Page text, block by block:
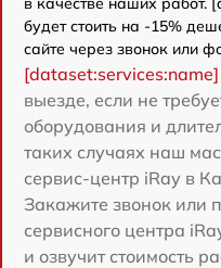
будет стоить на -15%
сайте через звонок или
[dataset:services:name]
выезде, если не
оборудования и
таких случаях наш
сервис-центр iRay в
Закажите звонок или
сервисного центра
и озвучит стоимость